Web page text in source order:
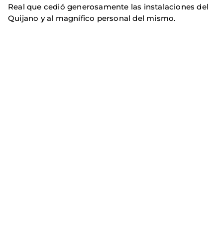
Real que cedió generosamente las instalaciones del
Quijano y al magnífico personal del mismo.